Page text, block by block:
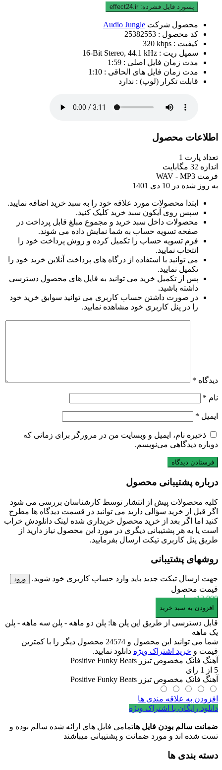
پسورد فایل فشرده: effect24.ir
محصول شرکت Audio Jungle
کد محصول : 25382553
کیفیت : 320 kbps
سمپل ریت : 16-Bit Stereo, 44.1 kHz
مدت زمان فایل اصلی : 1:59
مدت زمان فایل های الحاقی : 1:10
قابلت تکرار (لوپ) : ندارد
اطلاعات محصول
تعداد پارت 1
اندازه 32 مگابایت
فرمت WAV - MP3
به روز شده در 10 دی 1401
ابتدا محصولات مورد علاقه خود را به سبد خرید اضافه نمایید.
سپس روی آیکون سبد خرید کلیک کنید.
محصولات داخل سبد خرید و مجموع مبلغ قابل پرداخت در
صفحه تسویه حساب به شما نمایش داده می شوند.
فرم تسویه حساب را تکمیل کرده و روش پرداخت خود را
انتخاب نمایید.
می توانید با استفاده از درگاه های پرداخت آنلاین خرید خود را
تکمیل نمایید.
پس از تکمیل خرید می توانید به فایل های محصول دسترسی
داشته باشید.
در صورت داشتن حساب کاربری می توانید سوابق خرید خود
را در پنل کاربری خود مشاهده نمایید.
دیدگاه *
نام *
ایمیل *
ذخیره نام، ایمیل و وبسایت من در مرورگر برای زمانی که
دوباره دیدگاهی می‌نویسم.
درباره پشتیبانی محصول
کلیه محصولات پیش از انتشار توسط کارشناسان بررسی می شود
اگر قبل از خرید سؤالی دارید می توانید در قسمت دیدگاه ها مطرح
کنید اما اگر بعد از خرید محصول خریداری شده لینک دانلودش خراب
است یا به هر پشتیبانی دیگری در مورد این محصول نیاز دارید از
طریق پنل کاربری تیکت ارسال بفرمایید.
روشهای پشتیبانی
جهت ارسال تیکت جدید باید وارد حساب کاربری خود شوید. ورود
قیمت محصول
13,000تومان
آهنگ
فانک
مخصوص
تیزر
Positive
Funky
Beats
عدد
افزودن به سبد خرید
قابل دسترسی از طریق این پلن ها: پلن دو ماهه - پلن سه ماهه - پلن
یک ماهه
شما می توانید این محصول و 24574 محصول دیگر را با کمترین
قیمت و خرید اشتراک ویژه دانلود نمایید.
آهنگ فانک مخصوص تیزر Positive Funky Beats
5 از 1 رای
آهنگ فانک مخصوص تیزر Positive Funky Beats
افزودن به علاقه مندی ها
دانلود رایگان با اشتراک ویژه
ضمانت سالم بودن فایل هاتمامی فایل های ارائه شده سالم بوده و
تست شده اند و مورد ضمانت و پشتیبانی میباشند
دسته بندی ها